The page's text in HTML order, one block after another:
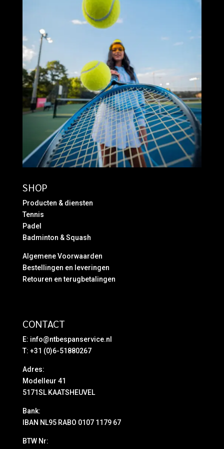
SHOP
Producten & diensten
Tennis
Padel
Badminton & Squash
Algemene Voorwaarden
Bestellingen en leveringen
Retouren en terugbetalingen
CONTACT
E: info@ntbespanservice.nl
T: +31 (0)6-51880267
Adres:
Modelleur 41
5171SL KAATSHEUVEL
Bank:
IBAN NL95 RABO 0107 1179 67
BTW Nr: